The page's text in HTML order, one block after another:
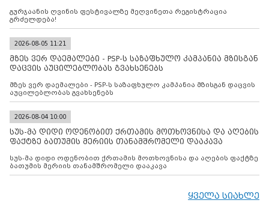
გურჯაანის ღვინის ფესტივალზე მეღვინეთა რეგისტრაცია
გრძელდება!
2026-08-05 11:21
მზეს ვერ დაემალები - PSP-ს საზაფხულო კამპანია მზისგან
დაცვის აუცილებლობას გვახსენებს
მზეს ვერ დაემალები - PSP-ს საზაფხულო კამპანია მზისგან დაცვის
აუცილებლობას გვახსენებს
2026-08-04 10:00
სუს-მა დიდი ოდენობით ქრთამის მოთხოვნისა და აღების
ფაქტზე ბათუმის მერიის თანამშრომელი დააკავა
სუს-მა დიდი ოდენობით ქრთამის მოთხოვნისა და აღების ფაქტზე
ბათუმის მერიის თანამშრომელი დააკავა
ყველა სიახლე